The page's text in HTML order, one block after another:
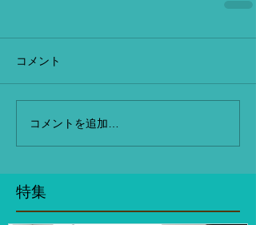
コメント
コメントを追加…
特集